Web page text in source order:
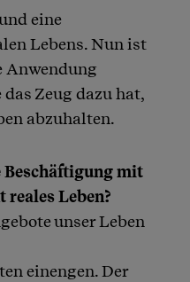
eine
Lebens. Nun ist
Anwendung
Zeug dazu hat,
abzuhalten.
Beschäftigung mit
reales Leben?
unser Leben
einengen. Der